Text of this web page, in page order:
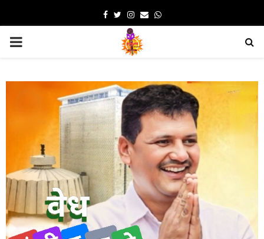
Facebook
TwitterInstagram
EmailWhatsapp
PRIMARY